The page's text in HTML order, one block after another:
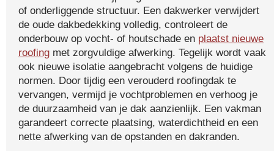
of onderliggende structuur. Een dakwerker verwijdert
de oude dakbedekking volledig, controleert de
onderbouw op vocht- of houtschade en plaatst nieuwe
roofing met zorgvuldige afwerking. Tegelijk wordt vaak
ook nieuwe isolatie aangebracht volgens de huidige
normen. Door tijdig een verouderd roofingdak te
vervangen, vermijd je vochtproblemen en verhoog je
de duurzaamheid van je dak aanzienlijk. Een vakman
garandeert correcte plaatsing, waterdichtheid en een
nette afwerking van de opstanden en dakranden.